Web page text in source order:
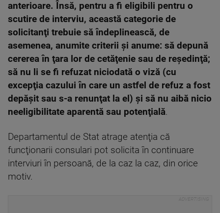
anterioare. Însă, pentru a fi eligibili pentru o
scutire de interviu, această categorie de
solicitanţi trebuie să îndeplinească, de
asemenea, anumite criterii şi anume: să depună
cererea în ţara lor de cetăţenie sau de reşedinţă;
să nu li se fi refuzat niciodată o viză (cu
excepţia cazului în care un astfel de refuz a fost
depăşit sau s-a renunţat la el) şi să nu aibă nicio
neeligibilitate aparentă sau potenţială.
Departamentul de Stat atrage atenţia că
funcţionarii consulari pot solicita în continuare
interviuri în persoană, de la caz la caz, din orice
motiv.